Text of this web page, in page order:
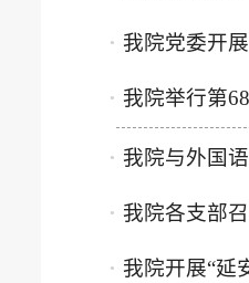
● 我院党委开
● 我院举行第
● 我院与外国
● 我院各支部
● 我院开展“延